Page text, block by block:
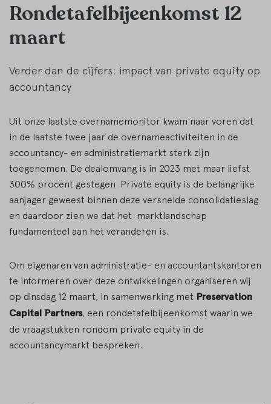
Rondetafelbijeenkomst 12
maart
Verder dan de cijfers: impact van private equity op
accountancy
Uit onze laatste overnamemonitor kwam naar voren dat
in de laatste twee jaar de overnameactiviteiten in de
accountancy- en administratiemarkt sterk zijn
toegenomen. De dealomvang is in 2023 met maar liefst
300% procent gestegen. Private equity is de belangrijke
aanjager geweest binnen deze versnelde consolidatieslag
en daardoor zien we dat het marktlandschap
fundamenteel aan het veranderen is.
Om eigenaren van administratie- en accountantskantoren
te informeren over deze ontwikkelingen organiseren wij
op dinsdag 12 maart, in samenwerking met Preservation
Capital Partners, een rondetafelbijeenkomst waarin we
de vraagstukken rondom private equity in de
accountancymarkt bespreken.